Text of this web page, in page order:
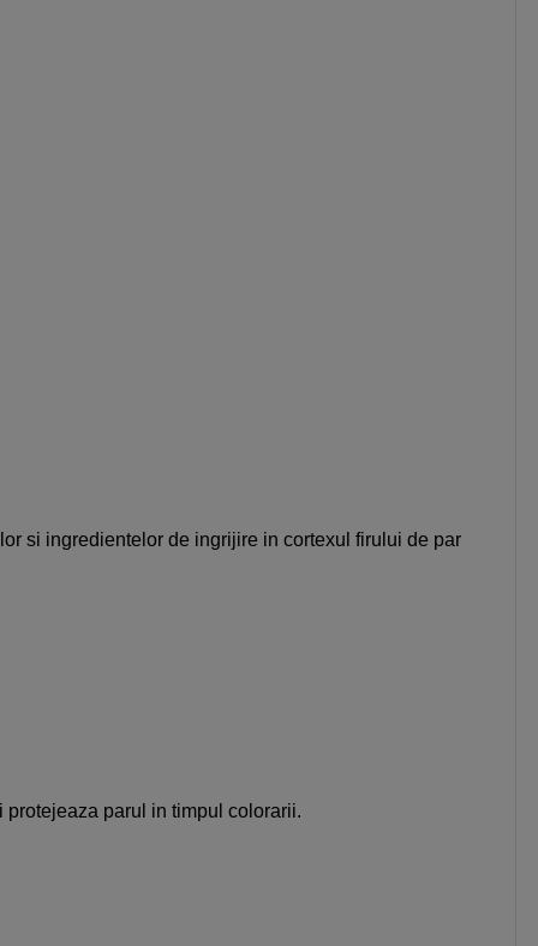
si ingredientelor de ingrijire in cortexul firului de par
parul in timpul colorarii.